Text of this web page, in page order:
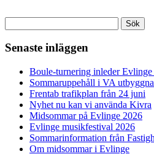
efter:
Senaste inläggen
Boule-turnering inleder
Sommaruppehåll i VA
Frentab trafikplan från 24 juni
Nyhet nu kan vi använda Kivra
Midsommar på Evlinge 2026
Evlinge musikfestival 2026
Sommarinformation från
Om midsommar i Evlinge